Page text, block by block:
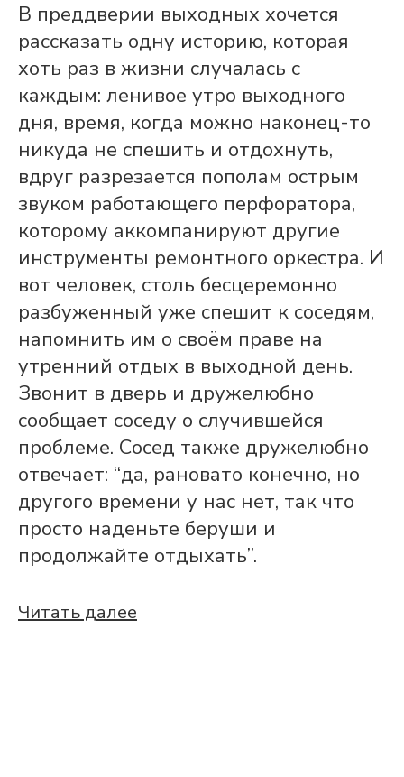
В преддверии выходных хочется
рассказать одну историю, которая
хоть раз в жизни случалась с
каждым: ленивое утро выходного
дня, время, когда можно наконец-то
никуда не спешить и отдохнуть,
вдруг разрезается пополам острым
звуком работающего перфоратора,
которому аккомпанируют другие
инструменты ремонтного оркестра. И
вот человек, столь бесцеремонно
разбуженный уже спешит к соседям,
напомнить им о своём праве на
утренний отдых в выходной день.
Звонит в дверь и дружелюбно
сообщает соседу о случившейся
проблеме. Сосед также дружелюбно
отвечает: “да, рановато конечно, но
другого времени у нас нет, так что
просто наденьте беруши и
продолжайте отдыхать”.
Читать далее